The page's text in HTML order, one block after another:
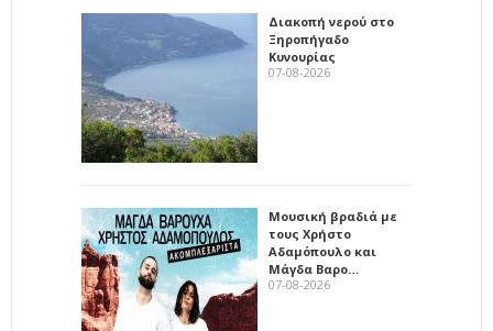
Διακοπή νερού στο
Ξηροπήγαδο
Κυνουρίας
07-08-2026
Μουσική βραδιά με
τους Χρήστο
Αδαμόπουλο και
Μάγδα Βαρο…
07-08-2026